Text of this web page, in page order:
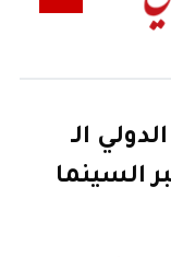
الـ
حين تختبر السينما